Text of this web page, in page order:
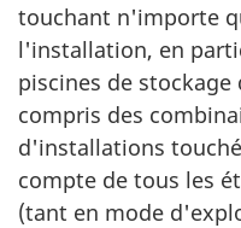
touchant n'importe
l'installation, en
piscines de
compris des
d'installations
compte de tous les
(tant en mode